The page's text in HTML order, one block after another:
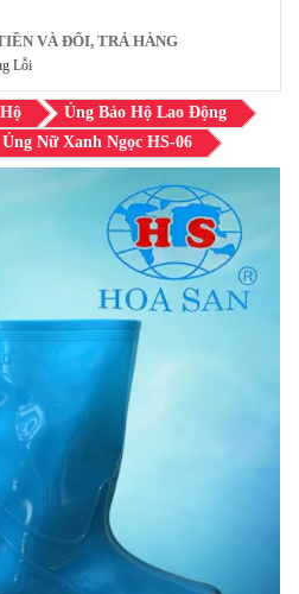
VÀ ĐỔI, TRẢ HÀNG
Lỗi
Ủng Bảo Hộ Lao Động
Ủng Nữ Xanh Ngọc HS-06